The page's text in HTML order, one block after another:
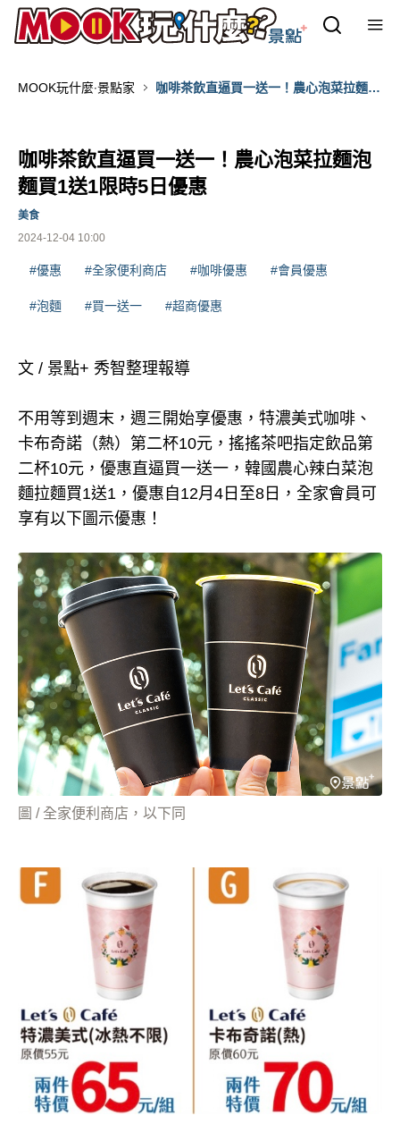
MOOK玩什麼‧景點家
咖啡茶飲直逼買一送一！農心泡菜拉麵泡
咖啡茶飲直逼買一送一！農心泡菜拉麵泡
麵買1送1限時5日優惠
2024-12-04 10:00
美食
#優惠 #全家便利商店 #咖啡優惠 #會員優惠
#泡麵 #買一送一 #超商優惠
文 / 景點+ 秀智整理報導
不用等到週末，週三開始享優惠，特濃美式咖啡、
卡布奇諾（熱）第二杯10元，搖搖茶吧指定飲品第
二杯10元，優惠直逼買一送一，韓國農心辣白菜泡
麵拉麵買1送1，優惠自12月4日至8日，全家會員可
享有以下圖示優惠！
圖 / 全家便利商店，以下同